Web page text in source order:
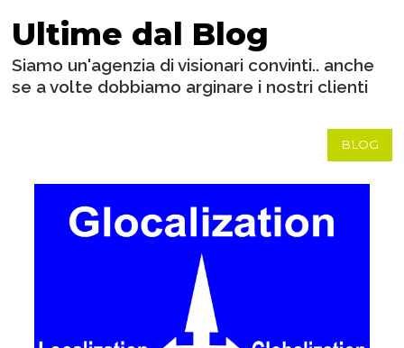
Ultime dal Blog
Siamo un'agenzia di visionari convinti.. anche
se a volte dobbiamo arginare i nostri clienti
BLOG